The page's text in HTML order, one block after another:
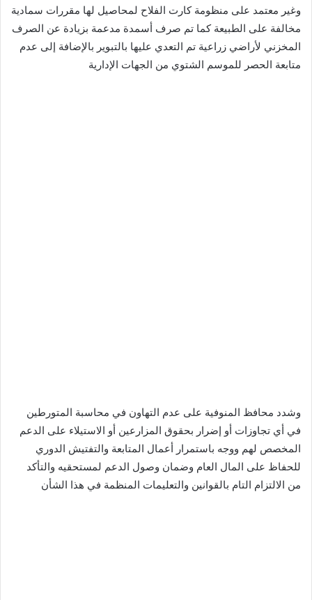
وغير معتمد على منظومة كارت الفلاح لمحاصيل لها مقررات سمادية
مخالفة على الطبيعة كما تم صرف أسمدة مدعمة بزيادة عن الصرف
المخزني لأراضي زراعية تم التعدي عليها بالتبوير بالإضافة إلى عدم
متابعة الحصر للموسم الشتوي من الجهات الإدارية
وشدد محافظ المنوفية على عدم التهاون في محاسبة المتورطين
في أي تجاوزات أو إضرار بحقوق المزارعين أو الاستيلاء على الدعم
المخصص لهم ووجه باستمرار أعمال المتابعة والتفتيش الدوري
للحفاظ على المال العام وضمان وصول الدعم لمستحقيه والتأكد
من الالتزام التام بالقوانين والتعليمات المنظمة في هذا الشأن